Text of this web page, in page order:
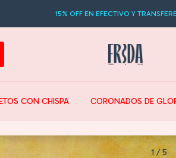
15% OFF EN EFECTIVO Y TRANSFERENCIA 3
CON CHISPA CORONADOS DE
1/5